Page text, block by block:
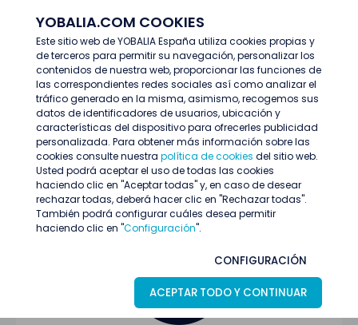
YOBALIA.COM COOKIES
Este sitio web de YOBALIA España utiliza cookies propias y
de terceros para permitir su navegación, personalizar los
contenidos de nuestra web, proporcionar las funciones de
las correspondientes redes sociales así como analizar el
tráfico generado en la misma, asimismo, recogemos sus
datos de identificadores de usuarios, ubicación y
características del dispositivo para ofrecerles publicidad
personalizada. Para obtener más información sobre las
cookies consulte nuestra política de cookies del sitio web.
Usted podrá aceptar el uso de todas las cookies
haciendo clic en "Aceptar todas" y, en caso de desear
rechazar todas, deberá hacer clic en "Rechazar todas".
También podrá configurar cuáles desea permitir
haciendo clic en "Configuración".
CONFIGURACIÓN
ACEPTAR TODO Y CONTINUAR
Últimas ofertas
Oferta no encontrada o ha finalizado su
proceso de selección